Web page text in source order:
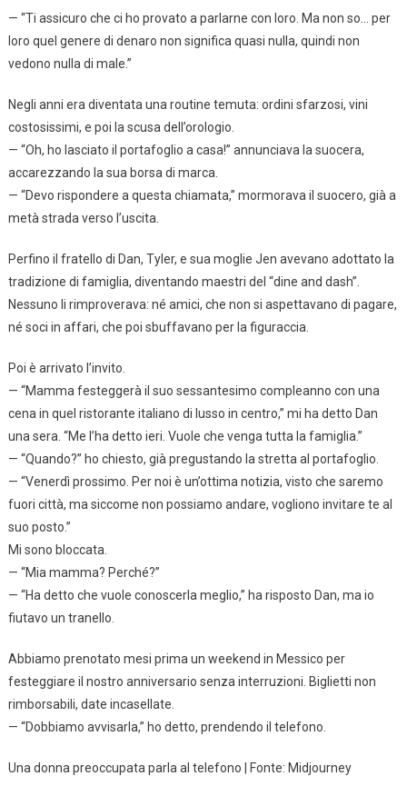
— “Ti assicuro che ci ho provato a parlarne con loro. Ma non so… per
loro quel genere di denaro non significa quasi nulla, quindi non
vedono nulla di male.”
Negli anni era diventata una routine temuta: ordini sfarzosi, vini
costosissimi, e poi la scusa dell’orologio.
— “Oh, ho lasciato il portafoglio a casa!” annunciava la suocera,
accarezzando la sua borsa di marca.
— “Devo rispondere a questa chiamata,” mormorava il suocero, già a
metà strada verso l’uscita.
Perfino il fratello di Dan, Tyler, e sua moglie Jen avevano adottato la
tradizione di famiglia, diventando maestri del “dine and dash”.
Nessuno li rimproverava: né amici, che non si aspettavano di pagare,
né soci in affari, che poi sbuffavano per la figuraccia.
Poi è arrivato l’invito.
— “Mamma festeggerà il suo sessantesimo compleanno con una
cena in quel ristorante italiano di lusso in centro,” mi ha detto Dan
una sera. “Me l’ha detto ieri. Vuole che venga tutta la famiglia.”
— “Quando?” ho chiesto, già pregustando la stretta al portafoglio.
— “Venerdì prossimo. Per noi è un’ottima notizia, visto che saremo
fuori città, ma siccome non possiamo andare, vogliono invitare te al
suo posto.”
Mi sono bloccata.
— “Mia mamma? Perché?”
— “Ha detto che vuole conoscerla meglio,” ha risposto Dan, ma io
fiutavo un tranello.
Abbiamo prenotato mesi prima un weekend in Messico per
festeggiare il nostro anniversario senza interruzioni. Biglietti non
rimborsabili, date incasellate.
— “Dobbiamo avvisarla,” ho detto, prendendo il telefono.
Una donna preoccupata parla al telefono | Fonte: Midjourney